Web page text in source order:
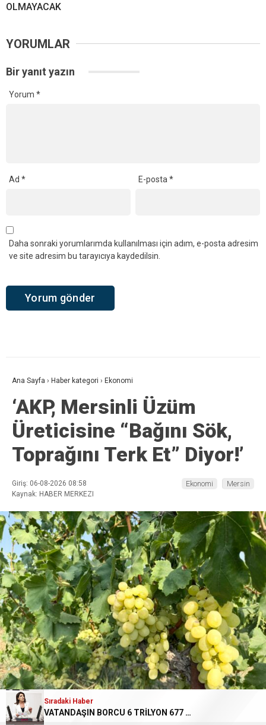
Sıradaki Haber
VATANDAŞIN BORCU 6 TRİLYON 677 MİLYAR LİRAYA ULAŞTI
OLMAYACAK
YORUMLAR
Bir yanıt yazın
Yorum *
Ad * E-posta*
Daha sonraki yorumlarımda kullanılması için adım, e-posta adresim
ve site adresim bu tarayıcıya kaydedilsin.
Ana Sayfa › Haber kategori › Ekonomi
‘AKP, Mersinli Üzüm
Üreticisine “Bağını Sök,
Toprağını Terk Et” Diyor!’
Giriş: 06-08-2026 08:58
Kaynak: HABER MERKEZI
Ekonomi Mersin